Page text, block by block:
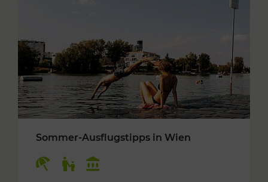
Sommer-Ausflugstipps in Wien